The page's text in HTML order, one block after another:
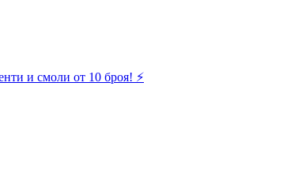
и смоли от 10 броя! ⚡️